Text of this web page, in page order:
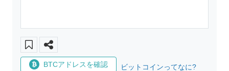
BTCアドレスを確認 ビットコインってなに?